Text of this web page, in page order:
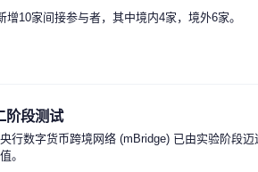
10家间接参与者，其中境内4家，境外6家。
阶段测试
行数字货币跨境网络 (mBridge) 已由实验阶段
。